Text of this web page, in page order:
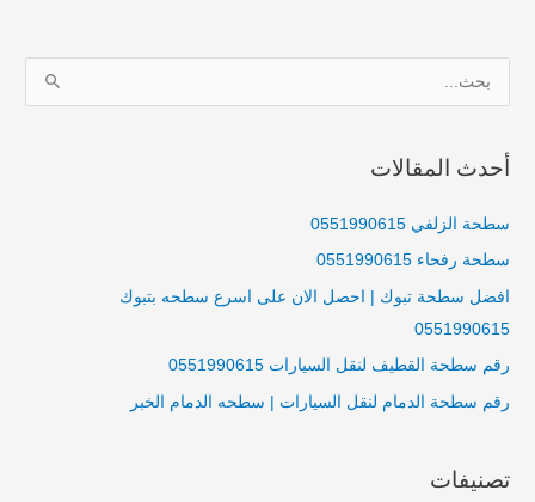
ب
أحدث المقالات
سطحة الزلفي 0551990615
سطحة رفحاء 0551990615
افضل سطحة تبوك | احصل الان على اسرع سطحه بتبوك
0551990615
رقم سطحة القطيف لنقل السيارات 0551990615
رقم سطحة الدمام لنقل السيارات | سطحه الدمام الخبر
تصنيفات